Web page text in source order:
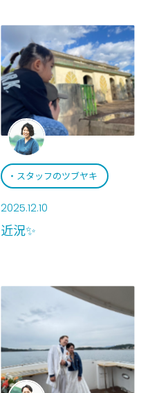
スタッフのツブヤキ
2025.12.10
近況✨